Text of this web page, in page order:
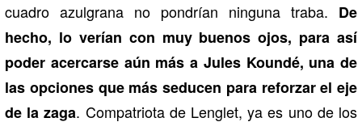
cuadro azulgrana no pondrían ninguna traba. De
hecho, lo verían con muy buenos ojos, para así
poder acercarse aún más a Jules Koundé, una de
las opciones que más seducen para reforzar el eje
de la zaga. Compatriota de Lenglet, ya es uno de los